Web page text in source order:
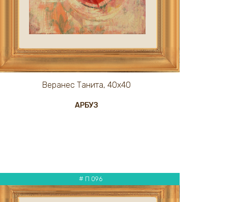
Веранес Танита, 40х40
АРБУЗ
# П 096